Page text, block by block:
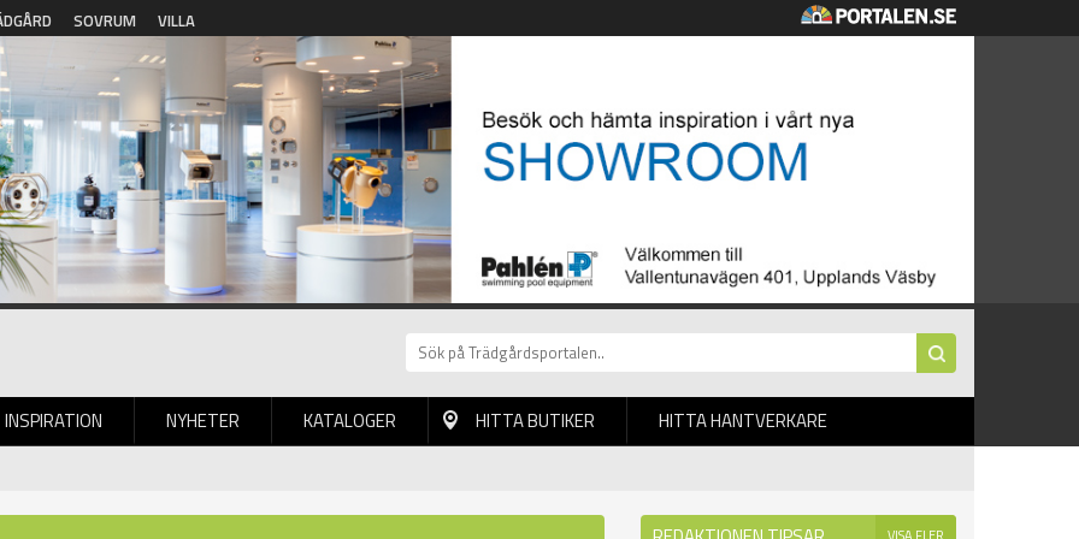
SOVRUM VILLA
INSPIRATION NYHETER KATALOGER HITTA BUTIKER HITTA HANTVERKARE